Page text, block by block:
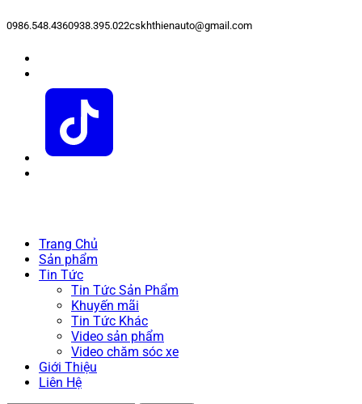
0986.548.4360938.395.022cskhthienauto@gmail.com
Trang Chủ
Sản phẩm
Tin Tức
Tin Tức Sản Phẩm
Khuyến mãi
Tin Tức Khác
Video sản phẩm
Video chăm sóc xe
Giới Thiệu
Liên Hệ